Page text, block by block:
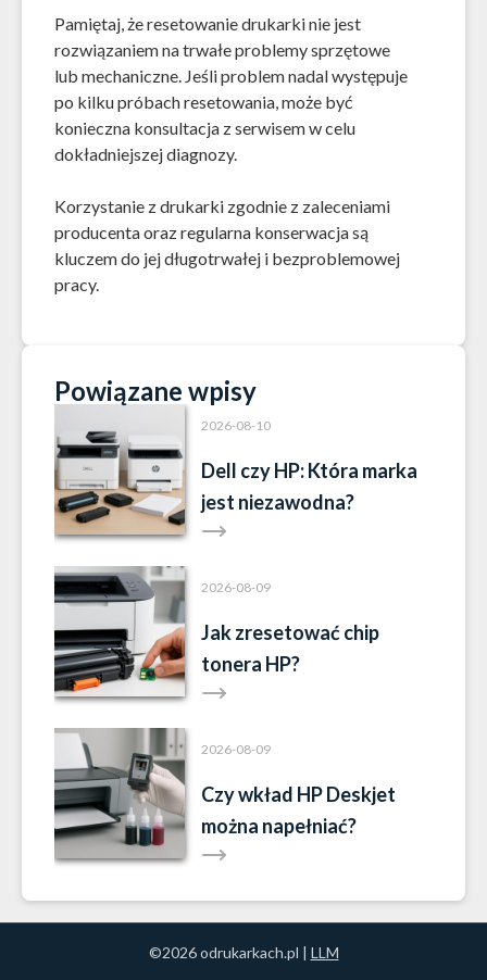
Pamiętaj, że resetowanie drukarki nie jest
rozwiązaniem na trwałe problemy sprzętowe
lub mechaniczne. Jeśli problem nadal występuje
po kilku próbach resetowania, może być
konieczna konsultacja z serwisem w celu
dokładniejszej diagnozy.
Korzystanie z drukarki zgodnie z zaleceniami
producenta oraz regularna konserwacja są
kluczem do jej długotrwałej i bezproblemowej
pracy.
Powiązane wpisy
2026-08-10
Dell czy HP: Która marka
jest niezawodna?
2026-08-09
Jak zresetować chip
tonera HP?
2026-08-09
Czy wkład HP Deskjet
można napełniać?
©2026 odrukarkach.pl | LLM